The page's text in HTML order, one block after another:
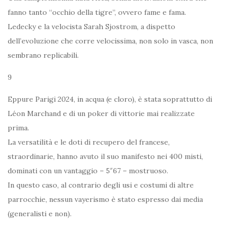
fanno tanto “occhio della tigre”, ovvero fame e fama.
Ledecky e la velocista Sarah Sjostrom, a dispetto
dell’evoluzione che corre velocissima, non solo in vasca, non
sembrano replicabili.
9
Eppure Parigi 2024, in acqua (e cloro), è stata soprattutto di
Léon Marchand e di un poker di vittorie mai realizzate
prima.
La versatilità e le doti di recupero del francese,
straordinarie, hanno avuto il suo manifesto nei 400 misti,
dominati con un vantaggio – 5″67 – mostruoso.
In questo caso, al contrario degli usi e costumi di altre
parrocchie, nessun vayerismo è stato espresso dai media
(generalisti e non).